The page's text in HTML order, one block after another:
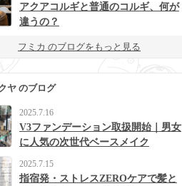
アクアコルギと普通のコルギ、何が
違うの？
フミカ のブログをもっと見る
ヤ のブログ
2025.7.16
V3ファンデーション取扱開始｜男女
に人気の次世代ベースメイク
2025.7.15
指宿発・ストレスZEROケアで髪と